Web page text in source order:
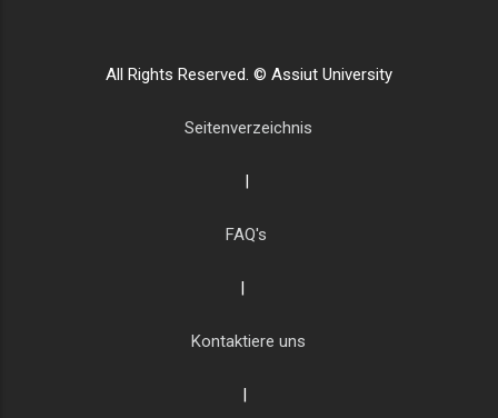
All Rights Reserved. © Assiut University
Seitenverzeichnis
|
FAQ's
|
Kontaktiere uns
|